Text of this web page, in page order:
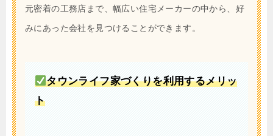
元密着の工務店まで、幅広い住宅メーカーの中から、好
みにあった会社を見つけることができます。
タウンライフ家づくりを利用するメリッ
ト